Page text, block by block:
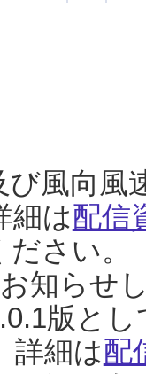
び風向風
細は配信
ださい。
知らせ
版と
詳細は配